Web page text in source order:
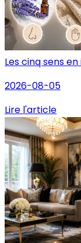
Les cinq sens
2026-08-05
Lire l'article